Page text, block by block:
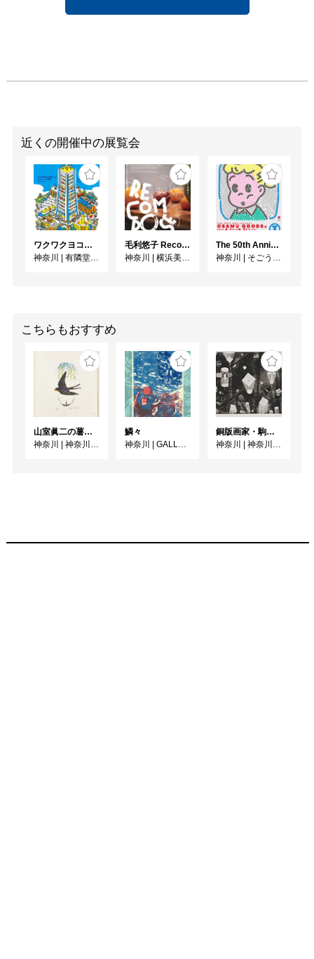
近くの開催中の展覧会
ワクワクヨコハマ
神奈川
有隣堂GALLERY
毛利悠子 Recompose ー 第60回ヴェネチア・ビエンナーレ日本館帰国展
神奈川
横浜美術館
The 50th Anniversary OSAMU GOODS 展
神奈川
そごう美術館
こちらもおすすめ
山室眞二の薯（いも）版画〈かまくら博物誌〉/ 併陳 コレクション 暮らしの中で
神奈川
神奈川県立近代美術館 鎌倉別館
鱗々
神奈川
GALLERY YOLO
銅版画家・駒井哲郎 掌上にひろがる星座のように
神奈川
神奈川県立近代美術館 葉山